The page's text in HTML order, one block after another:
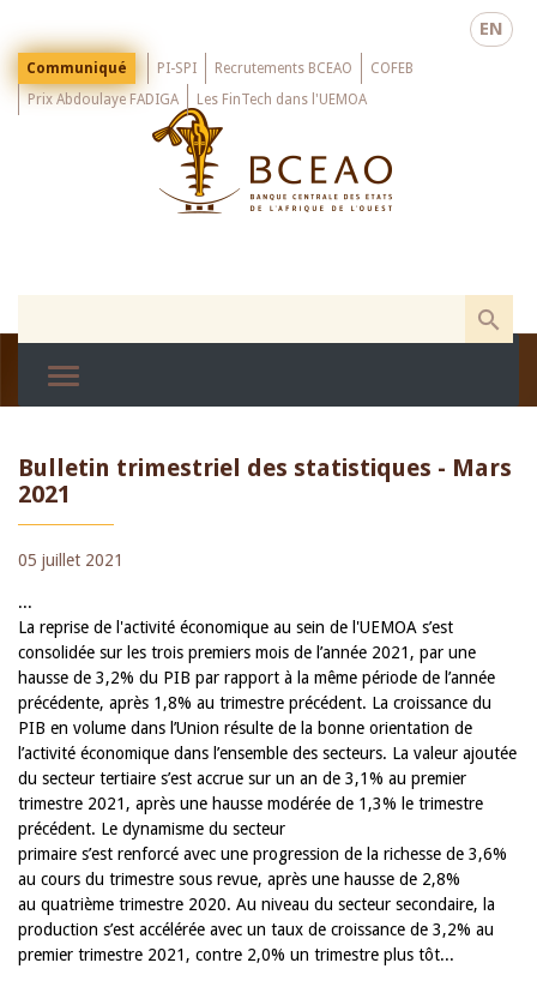
main
content
EN
Menu
Top
Communiqué PI-SPI Recrutements BCEAO
COFEB
Prix Abdoulaye FADIGA
Les FinTech dans l'UEMOA
Bulletin trimestriel des statistiques - Mars
2021
05 juillet 2021
...
La reprise de l'activité économique au sein de l'UEMOA s’est
consolidée sur les trois premiers mois de l’année 2021, par une
hausse de 3,2% du PIB par rapport à la même période de l’année
précédente, après 1,8% au trimestre précédent. La croissance du
PIB en volume dans l’Union résulte de la bonne orientation de
l’activité économique dans l’ensemble des secteurs. La valeur ajoutée
du secteur tertiaire s’est accrue sur un an de 3,1% au premier
trimestre 2021, après une hausse modérée de 1,3% le trimestre
précédent. Le dynamisme du secteur
primaire s’est renforcé avec une progression de la richesse de 3,6%
au cours du trimestre sous revue, après une hausse de 2,8%
au quatrième trimestre 2020. Au niveau du secteur secondaire, la
production s’est accélérée avec un taux de croissance de 3,2% au
premier trimestre 2021, contre 2,0% un trimestre plus tôt...